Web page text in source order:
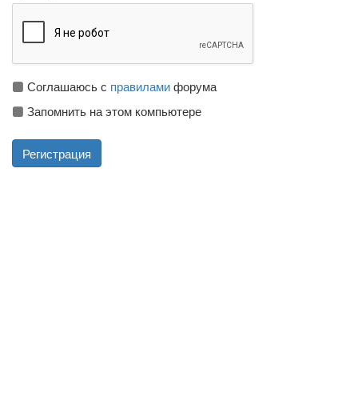
Соглашаюсь с правиламифорума
Запомнить на этом компьютере